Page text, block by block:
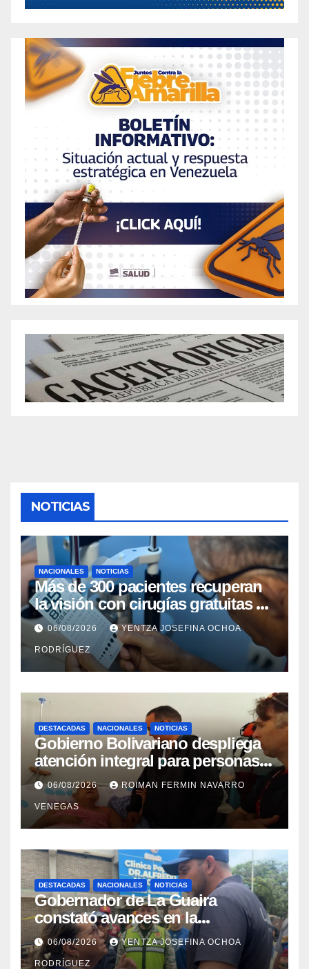
NOTICIAS
NACIONALES NOTICIAS
Más de 300 pacientes recuperan
la visión con cirugías gratuitas de
cataratas en Zulia
06/08/2026 YENTZA JOSEFINA OCHOA
RODRÍGUEZ
DESTACADAS NACIONALES NOTICIAS
Gobierno Bolivariano despliega
atención integral para personas
con discapacidad en
campamentos de La Guaira
06/08/2026 ROIMAN FERMIN NAVARRO
VENEGAS
DESTACADAS NACIONALES NOTICIAS
Gobernador de La Guaira
constató avances en la
rehabilitación del Hospitalito de
Catia la Mar
06/08/2026 YENTZA JOSEFINA OCHOA
RODRÍGUEZ